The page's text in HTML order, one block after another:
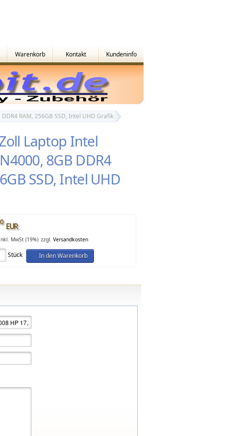
Warenkorb Kontakt Kundeninfo
RAM, 256GB SSD, Intel UHD Grafik
Laptop Intel
8GB DDR4
SSD, Intel UHD
EUR
MwSt (19%) zzgl. Versandkosten
Stück In den Warenkorb